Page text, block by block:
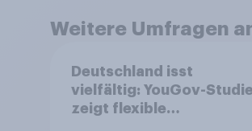
Weitere Umfragen
Deutschland isst
vielfältig: YouGov-Studie
zeigt flexible